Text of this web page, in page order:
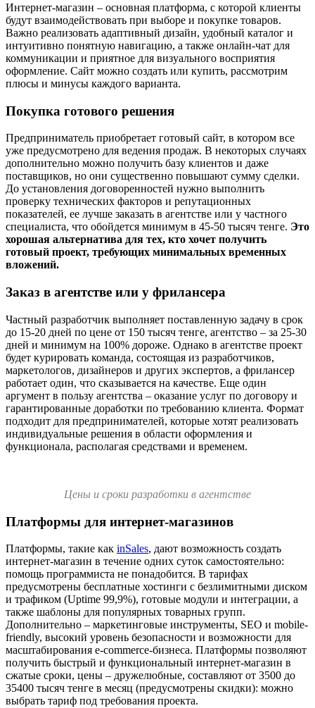
Интернет-магазин – основная платформа, с которой клиенты
будут взаимодействовать при выборе и покупке товаров.
Важно реализовать адаптивный дизайн, удобный каталог и
интуитивно понятную навигацию, а также онлайн-чат для
коммуникации и приятное для визуального восприятия
оформление. Сайт можно создать или купить, рассмотрим
плюсы и минусы каждого варианта.
Покупка готового решения
Предприниматель приобретает готовый сайт, в котором все
уже предусмотрено для ведения продаж. В некоторых случаях
дополнительно можно получить базу клиентов и даже
поставщиков, но они существенно повышают сумму сделки.
До установления договоренностей нужно выполнить
проверку технических факторов и репутационных
показателей, ее лучше заказать в агентстве или у частного
специалиста, что обойдется минимум в 45-50 тысяч тенге. Это
хорошая альтернатива для тех, кто хочет получить
готовый проект, требующих минимальных временных
вложений.
Заказ в агентстве или у фрилансера
Частный разработчик выполняет поставленную задачу в срок
до 15-20 дней по цене от 150 тысяч тенге, агентство – за 25-30
дней и минимум на 100% дороже. Однако в агентстве проект
будет курировать команда, состоящая из разработчиков,
маркетологов, дизайнеров и других экспертов, а фрилансер
работает один, что сказывается на качестве. Еще один
аргумент в пользу агентства – оказание услуг по договору и
гарантированные доработки по требованию клиента. Формат
подходит для предпринимателей, которые хотят реализовать
индивидуальные решения в области оформления и
функционала, располагая средствами и временем.
Цены и сроки разработки в агентстве
Платформы для интернет-магазинов
Платформы, такие как inSales, дают возможность создать
интернет-магазин в течение одних суток самостоятельно:
помощь программиста не понадобится. В тарифах
предусмотрены бесплатные хостинги с безлимитными диском
и трафиком (Uptime 99,9%), готовые модули и интеграции, а
также шаблоны для популярных товарных групп.
Дополнительно – маркетинговые инструменты, SEO и mobile-
friendly, высокий уровень безопасности и возможности для
масштабирования e-commerce-бизнеса. Платформы позволяют
получить быстрый и функциональный интернет-магазин в
сжатые сроки, цены – дружелюбные, составляют от 3500 до
35400 тысяч тенге в месяц (предусмотрены скидки): можно
выбрать тариф под требования проекта.